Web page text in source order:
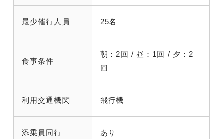
最少催行人員 25名
食事条件
朝：2回 / 昼：1回 / 夕：2
回
利用交通機関 飛行機
添乗員同行 あり